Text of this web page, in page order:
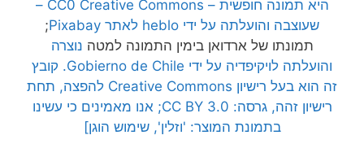
היא תמונה חופשית – CC0 Creative Commons –
שעוצבה והועלתה על ידי heblo לאתר Pixabay
;
תמונתו של ארדואן בימין התמונה למטה נוצרה
והועלתה לויקיפדיה על ידי Gobierno de Chile. קובץ
זה הוא בעל רישיון Creative Commons להפצה, תחת
רישיון זהה, גרסה: CC BY 3.0; אנו מאמינים כי עשינו
בתמונת המוצר: 'וזלין', שימוש הוגן]